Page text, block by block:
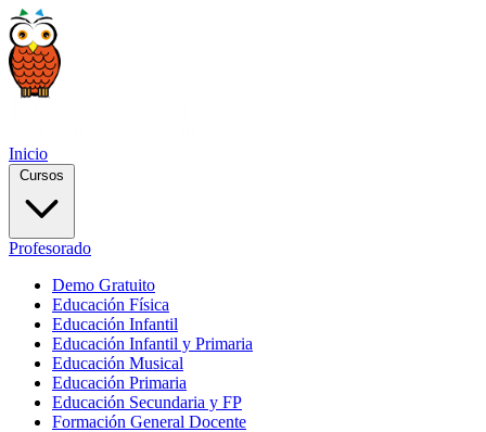
Inicio
Cursos
Profesorado
Demo Gratuito
Educación Física
Educación Infantil
Educación Infantil y Primaria
Educación Musical
Educación Primaria
Educación Secundaria y FP
Formación General Docente